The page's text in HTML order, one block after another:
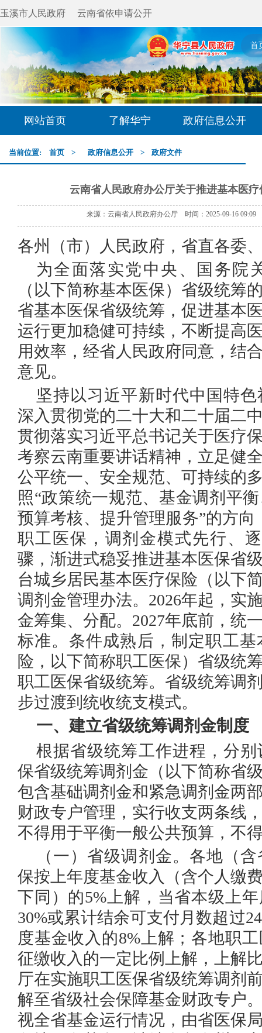
玉溪市人民政府 云南省依申请公开
首
网站首页 了解华宁 政府信息公开
当前位置: 首页 > 政府信息公开 > 政府文件
云南省人民政府办公厅关于推进基本医
来源：云南省人民政府办公厅 时间：2025-09-16 09:09
各州（市）人民政府，省直各委
为全面落实党中央、国务院
（以下简称基本医保）省级统筹
省基本医保省级统筹，促进基本
运行更加稳健可持续，不断提高
用效率，经省人民政府同意，结
意见。
坚持以习近平新时代中国特
深入贯彻党的二十大和二十届二
贯彻落实习近平总书记关于医疗
考察云南重要讲话精神，立足健
公平统一、安全规范、可持续的
照“政策统一规范、基金调剂平
预算考核、提升管理服务”的方
职工医保，调剂金模式先行、
骤，渐进式稳妥推进基本医保省
台城乡居民基本医疗保险（以下
调剂金管理办法。2026年起，实
金筹集、分配。2027年底前，统
标准。条件成熟后，制定职工
险，以下简称职工医保）省级统
职工医保省级统筹。省级统筹调
步过渡到统收统支模式。
一、建立省级统筹调剂金制度
根据省级统筹工作进程，分
保省级统筹调剂金（以下简称省
包含基础调剂金和紧急调剂金两
财政专户管理，实行收支两条线
不得用于平衡一般公共预算，不
（一）省级调剂金。 各地（
保按上年度基金收入（含个人缴
下同）的5%上解，当省本级上
30%或累计结余可支付月数超过
度基金收入的8%上解；各地职
征缴收入的一定比例上解，上解
厅在实施职工医保省级统筹调剂
解至省级社会保障基金财政专户
视全省基金运行情况，由省医保